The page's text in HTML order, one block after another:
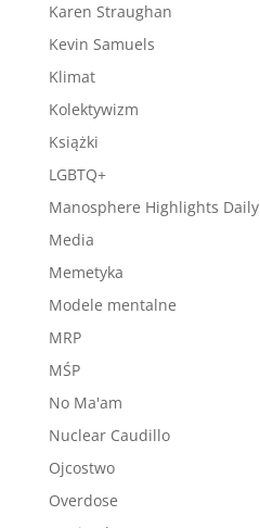
Karen Straughan
Kevin Samuels
Klimat
Kolektywizm
Książki
LGBTQ+
Manosphere Highlights Daily
Media
Memetyka
Modele mentalne
MRP
MŚP
No Ma'am
Nuclear Caudillo
Ojcostwo
Overdose